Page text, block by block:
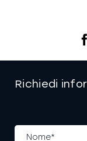
Richiedi